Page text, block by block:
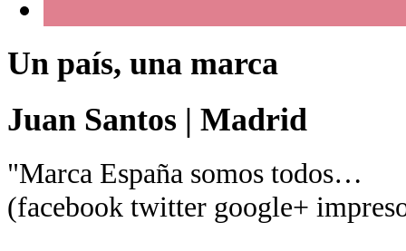
Un país, una marca
Juan Santos | Madrid
"Marca España somos todos…
(facebook twitter google+